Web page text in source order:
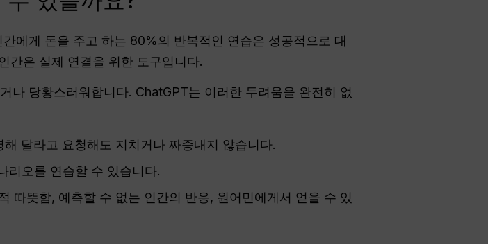
에게 돈을 주고 하는 80%의 반복적인 연습은 성공적으로 대
간은 실제 연결을 위한 도구입니다.
나 당황스러워합니다. ChatGPT는 이러한 두려움을 완전히 없
달라고 요청해도 지치거나 짜증내지 않습니다.
리오를 연습할 수 있습니다.
따뜻함, 예측할 수 없는 인간의 반응, 원어민에게서 얻을 수 있